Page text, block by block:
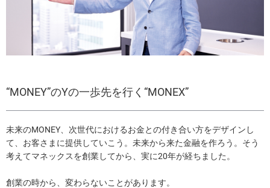
“MONEY”のYの一歩先を行く“MONEX”
未来のMONEY、次世代におけるお金との付き合い方をデザインし
て、お客さまに提供していこう。未来から来た金融を作ろう。そう
考えてマネックスを創業してから、実に20年が経ちました。
創業の時から、変わらないことがあります。